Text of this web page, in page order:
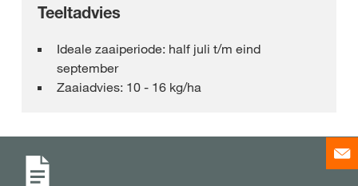
Teeltadvies
Ideale zaaiperiode: half juli t/m eind
september
Zaaiadvies: 10 - 16 kg/ha